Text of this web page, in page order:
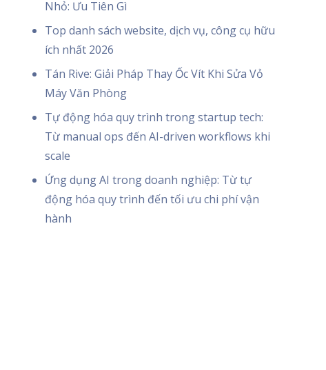
Nhỏ: Ưu Tiên Gì
Top danh sách website, dịch vụ, công cụ hữu
ích nhất 2026
Tán Rive: Giải Pháp Thay Ốc Vít Khi Sửa Vỏ
Máy Văn Phòng
Tự động hóa quy trình trong startup tech:
Từ manual ops đến AI-driven workflows khi
scale
Ứng dụng AI trong doanh nghiệp: Từ tự
động hóa quy trình đến tối ưu chi phí vận
hành